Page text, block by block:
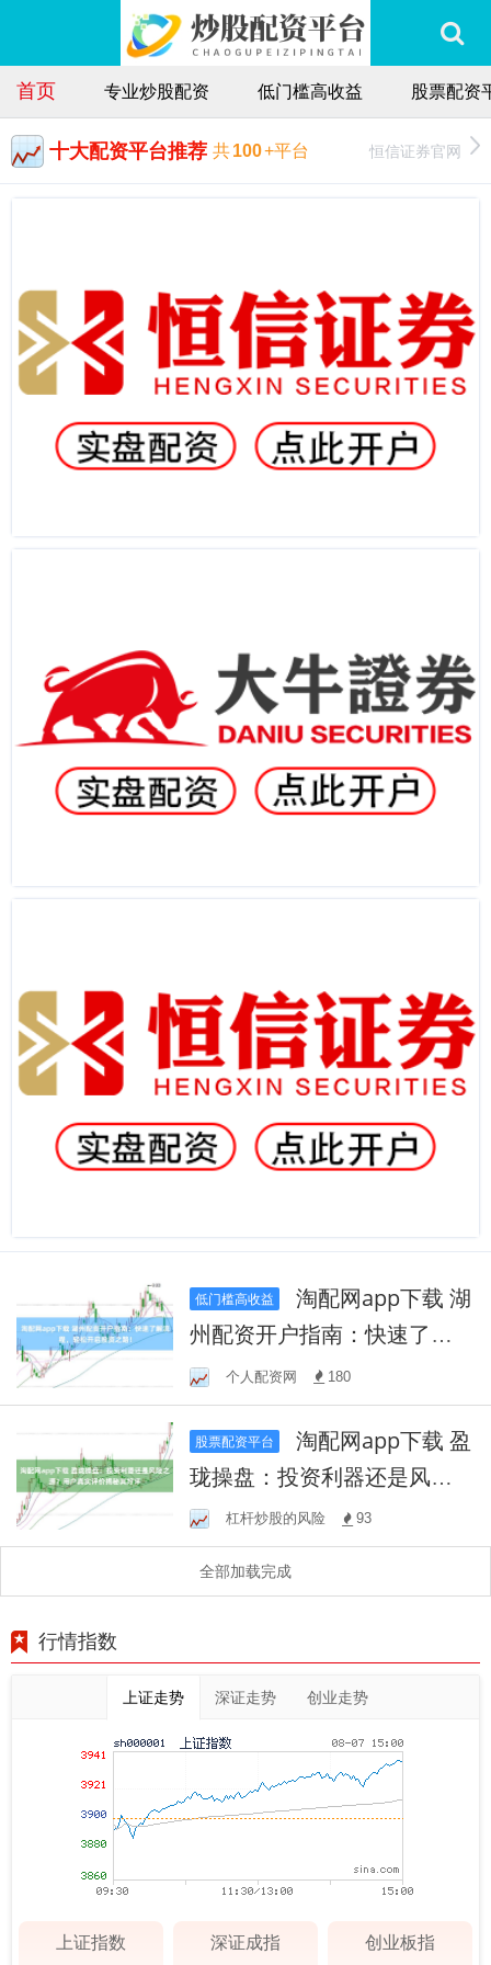
首页 专业炒股配资 低门槛高收益 股票配资
十大配资平台推荐 共100+平台 恒信证券官网
低门槛高收益
淘配网app下载 湖
州配资开户指南：快速了解
流程，轻松开启投资之路！
个人配资网 180
股票配资平台
淘配网app下载 盈
珑操盘：投资利器还是风险
之源？用户真实评价揭秘其
好坏
杠杆炒股的风险 93
全部加载完成
行情指数
上证走势 深证走势 创业走势
上证指数 深证成指 创业板指